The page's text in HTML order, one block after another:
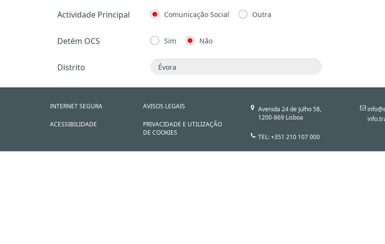
Actividade Principal Comunicação Social Outra
Detém OCS Sim Não
Distrito
INTERNET SEGURA
ACESSIBILIDADE
AVISOS LEGAIS
PRIVACIDADE E UTILIZAÇÃO
DE COOKIES
Avenida 24 de Julho 58,
1200-869 Lisboa
TEL: +351 210 107 000